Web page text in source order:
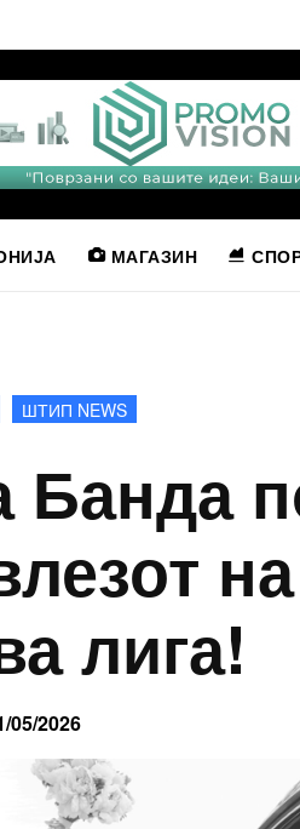
МАГАЗИН
ШТИП NEWS
лига!
05/2026